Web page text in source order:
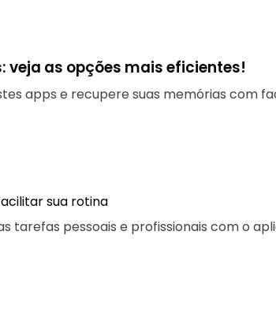
as opções mais eficientes!
apps e recupere suas memórias com
sua rotina
tarefas pessoais e profissionais com o